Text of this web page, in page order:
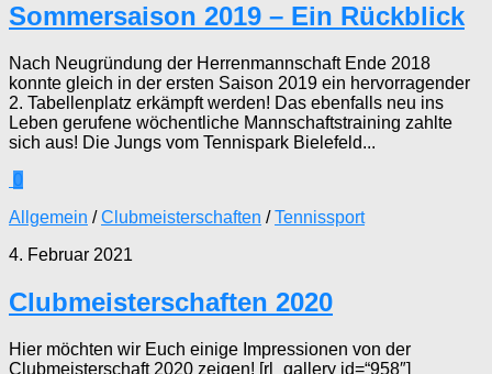
Sommersaison 2019 – Ein Rückblick
Nach Neugründung der Herrenmannschaft Ende 2018
konnte gleich in der ersten Saison 2019 ein hervorragender
2. Tabellenplatz erkämpft werden! Das ebenfalls neu ins
Leben gerufene wöchentliche Mannschaftstraining zahlte
sich aus! Die Jungs vom Tennispark Bielefeld...
0
Allgemein /Clubmeisterschaften /Tennissport
4. Februar 2021
Clubmeisterschaften 2020
Hier möchten wir Euch einige Impressionen von der
Clubmeisterschaft 2020 zeigen! [rl_gallery id=“958″]